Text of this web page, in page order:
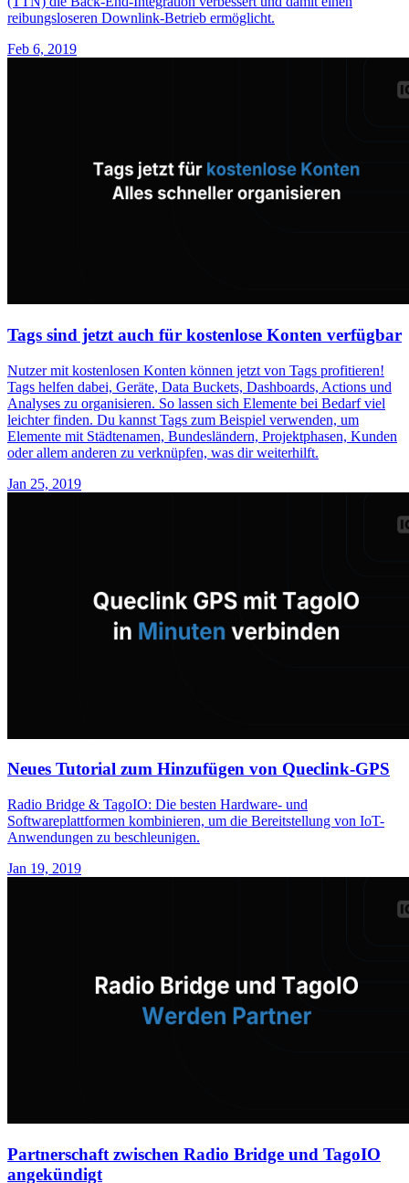
reibungsloseren Downlink-Betrieb ermöglicht.
Feb 6, 2019
Tags sind jetzt auch für kostenlose Konten verfügbar
Nutzer mit kostenlosen Konten können jetzt von Tags profitieren!
Tags helfen dabei, Geräte, Data Buckets, Dashboards, Actions und
Analyses zu organisieren. So lassen sich Elemente bei Bedarf viel
leichter finden. Du kannst Tags zum Beispiel verwenden, um
Elemente mit Städtenamen, Bundesländern, Projektphasen, Kunden
oder allem anderen zu verknüpfen, was dir weiterhilft.
Jan 25, 2019
Neues Tutorial zum Hinzufügen von Queclink-GPS
Radio Bridge & TagoIO: Die besten Hardware- und
Softwareplattformen kombinieren, um die Bereitstellung von IoT-
Anwendungen zu beschleunigen.
Jan 19, 2019
Partnerschaft zwischen Radio Bridge und TagoIO
angekündigt